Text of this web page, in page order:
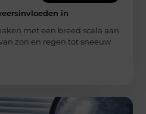
in
met een breed scala aan
zon en regen tot sneeuw